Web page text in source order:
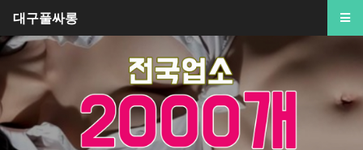
대구풀싸롱